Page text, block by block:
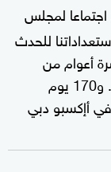
لمجلس
للحدث
دولتنا في 2021.. عشرة أعوام من
البناء.. 230 ألف عامل.. 190 دولة مشاركة .. و170 يوم
أإكسبو دبي